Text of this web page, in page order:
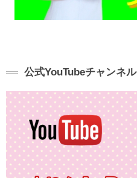
公式YouTubeチャンネル